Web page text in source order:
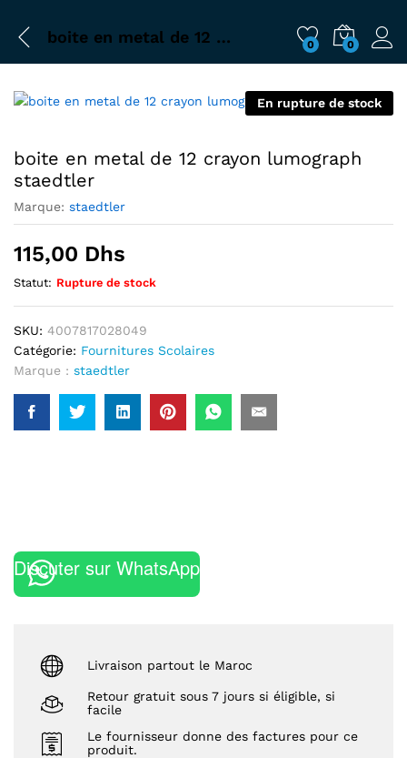
boite en metal de 12 crayon lumograph staedtler 0 0
En rupture de stock
boite en metal de 12 crayon lumograph
staedtler
Marque: staedtler
115,00 Dhs
Statut: Rupture de stock
SKU: 4007817028049
Catégorie: Fournitures Scolaires
Marque : staedtler
Discuter sur WhatsApp
Livraison partout le Maroc
Retour gratuit sous 7 jours si éligible, si
facile
Le fournisseur donne des factures pour ce
produit.